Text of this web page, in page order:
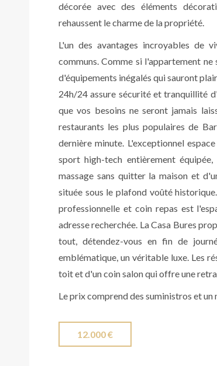
décorée avec des éléments
rehaussent le charme de la propriété.
L'un des avantages incroyables de
communs. Comme si l'appartement
d'équipements inégalés qui sauront
24h/24 assure sécurité et tranquillité
que vos besoins ne seront jamais
restaurants les plus populaires de
dernière minute. L'exceptionnel
sport high-tech entièrement
massage sans quitter la maison et
située sous le plafond voûté
professionnelle et coin repas est
adresse recherchée. La Casa Bures
tout, détendez-vous en fin de
emblématique, un véritable luxe. Les
toit et d'un coin salon qui offre une
Le prix comprend des suministros et
12.000 €